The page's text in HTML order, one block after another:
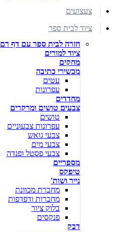
צעצועים
ציוד לבית ספר
חזרה לבית ספר עם דף רם
ציוד למורים
מחקים
מכשירי כתיבה
עטים
עפרונות
מחדדים
צבעים טושים ומרקרים
טושים
עפרונות צבעוניים
צבעי גואש
צבעי מים
צבעי פסטל ופנדה
מספריים
טיפקס
נייר ושות'
מחברת מכוונת
מחברות ודפדפות
בלוק ציור
פנקסים
דבק